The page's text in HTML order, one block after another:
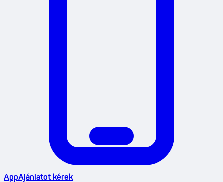
AppAjánlatot kérek